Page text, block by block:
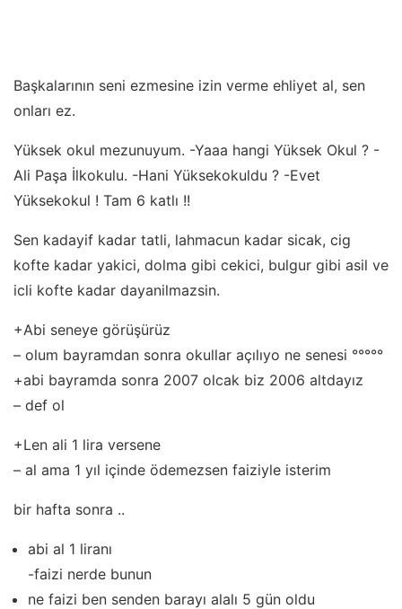
Başkalarının seni ezmesine izin verme ehliyet al, sen
onları ez.
Yüksek okul mezunuyum. -Yaaa hangi Yüksek Okul ? -
Ali Paşa İlkokulu. -Hani Yüksekokuldu ? -Evet
Yüksekokul ! Tam 6 katlı !!
Sen kadayif kadar tatli, lahmacun kadar sicak, cig
kofte kadar yakici, dolma gibi cekici, bulgur gibi asil ve
icli kofte kadar dayanilmazsin.
+Abi seneye görüşürüz
– olum bayramdan sonra okullar açılıyo ne senesi °°°°°
+abi bayramda sonra 2007 olcak biz 2006 altdayız
– def ol
+Len ali 1 lira versene
– al ama 1 yıl içinde ödemezsen faiziyle isterim
bir hafta sonra ..
abi al 1 liranı
-faizi nerde bunun
ne faizi ben senden barayı alalı 5 gün oldu